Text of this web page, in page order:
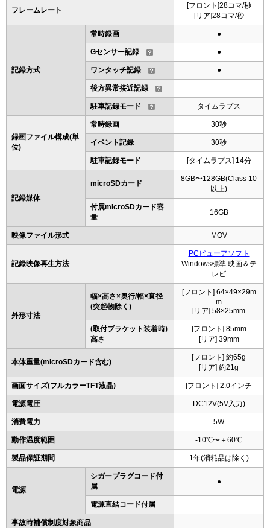
フレームレート
[フロント]28コマ/秒
[リア]28コマ/秒
記録方式
常時録画 ●
Gセンサー記録 ●
ワンタッチ記録 ●
後方異常接近記録
駐車記録モード タイムラプス
録画ファイル構成(単
位)
常時録画 30秒
イベント記録 30秒
駐車記録モード [タイムラプス] 14分
記録媒体
microSDカード
8GB〜128GB(Class 10
以上)
付属microSDカード容
量
16GB
映像ファイル形式 MOV
記録映像再生方法
PCビューアソフト
Windows標準 映画＆テ
レビ
外形寸法
幅×高さ×奥行/幅×直径
(突起物除く)
[フロント] 64×49×29m
m
[リア] 58×25mm
(取付ブラケット装着時)
高さ
[フロント] 85mm
[リア] 39mm
本体重量(microSDカード含む)
[フロント] 約65g
[リア] 約21g
画面サイズ(フルカラーTFT液晶) [フロント] 2.0インチ
電源電圧 DC12V(5V入力)
消費電力 5W
動作温度範囲 -10℃〜＋60℃
製品保証期間 1年(消耗品は除く)
電源
シガープラグコード付
属
●
電源直結コード付属
事故時補償制度対象商品